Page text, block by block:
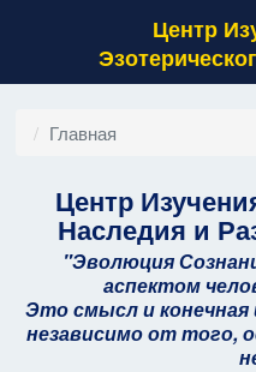
Центр
Главная
Информация о
Центр
Наследия и
"Эволюция
аспектом
Это смысл и конечная
независимо от того,